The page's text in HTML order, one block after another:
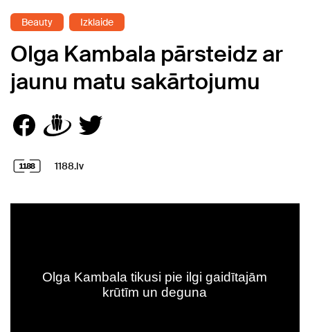
Beauty Izklaide
Olga Kambala pārsteidz ar
jaunu matu sakārtojumu
1188.lv